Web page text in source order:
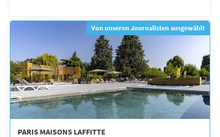
Von unseren Journalisten ausgewählt
PARIS MAISONS LAFFITTE